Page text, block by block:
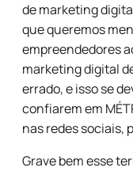
de marketing
que queremos
empreendedores
marketing digital
errado, e isso se
confiarem em
nas redes sociais,
Grave bem esse